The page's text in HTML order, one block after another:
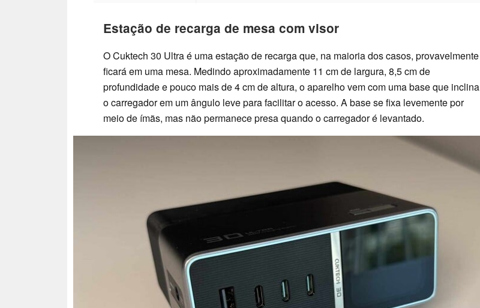
Estação de recarga de mesa com visor
O Cuktech 30 Ultra é uma estação de recarga que, na maioria dos casos, provavelmente
ficará em uma mesa. Medindo aproximadamente 11 cm de largura, 8,5 cm de
profundidade e pouco mais de 4 cm de altura, o aparelho vem com uma base que inclina
o carregador em um ângulo leve para facilitar o acesso. A base se fixa levemente por
meio de ímãs, mas não permanece presa quando o carregador é levantado.